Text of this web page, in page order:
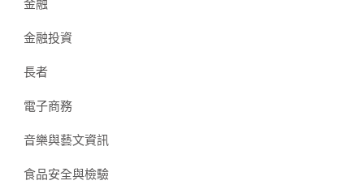
金融
金融投資
長者
電子商務
音樂與藝文資訊
食品安全與檢驗